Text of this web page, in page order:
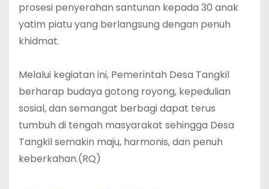
prosesi penyerahan santunan kepada 30 anak
yatim piatu yang berlangsung dengan penuh
khidmat.
‎Melalui kegiatan ini, Pemerintah Desa Tangkil
berharap budaya gotong royong, kepedulian
sosial, dan semangat berbagi dapat terus
tumbuh di tengah masyarakat sehingga Desa
Tangkil semakin maju, harmonis, dan penuh
keberkahan.(RQ)